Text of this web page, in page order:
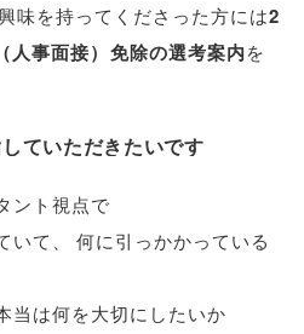
味を持ってくださった方には2
（人事面接） 免除の選考案内を
ていただきたいです
ント視点で
いて
何に引っかかっている
当は何を大切にしたいか